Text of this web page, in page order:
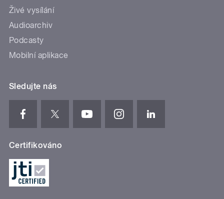
Živé vysílání
Audioarchiv
Podcasty
Mobilní aplikace
Sledujte nás
Certifikováno